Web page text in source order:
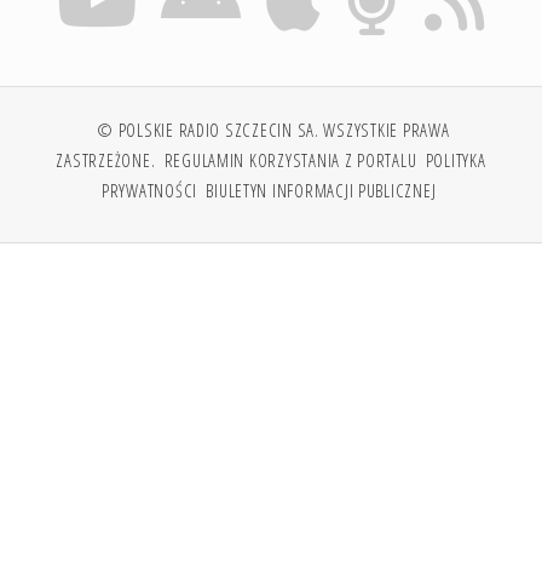
© POLSKIE RADIO SZCZECIN SA. WSZYSTKIE PRAWA
ZASTRZEŻONE. REGULAMIN KORZYSTANIA Z PORTALU POLITYKA
PRYWATNOŚCI BIULETYN INFORMACJI PUBLICZNEJ